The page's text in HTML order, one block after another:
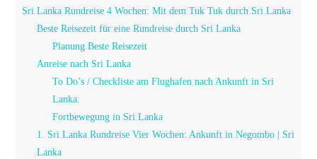
Sri Lanka Rundreise 4 Wochen: Mit dem Tuk Tuk durch Sri Lanka
Beste Reisezeit für eine Rundreise durch Sri Lanka
Planung Beste Reisezeit
Anreise nach Sri Lanka
To Do’s / Checkliste am Flughafen nach Ankunft in Sri
Lanka:
Fortbewegung in Sri Lanka
1. Sri Lanka Rundreise Vier Wochen: Ankunft in Negombo | Sri
Lanka